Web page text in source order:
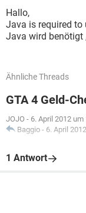
Hallo,
Java is required to
Java wird benötigt
Ähnliche Threads
GTA 4 Geld-
JOJO - 6. April 2012 um
Baggio - 6. April
1 Antwort